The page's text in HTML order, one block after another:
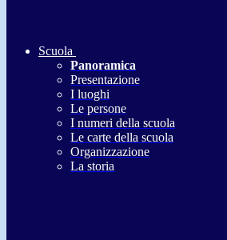
Scuola
Panoramica
Presentazione
I luoghi
Le persone
I numeri della scuola
Le carte della scuola
Organizzazione
La storia